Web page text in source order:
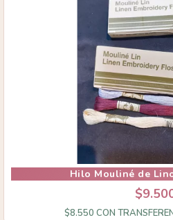
Hilo Mouliné de
$8.550 CON